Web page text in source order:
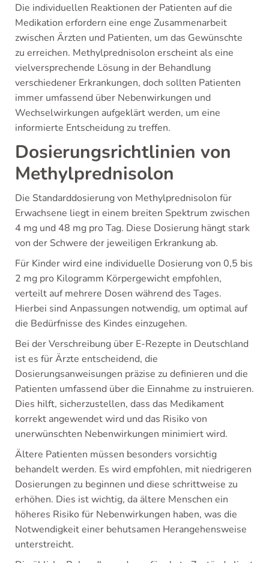
Die individuellen Reaktionen der Patienten auf die
Medikation erfordern eine enge Zusammenarbeit
zwischen Ärzten und Patienten, um das Gewünschte
zu erreichen. Methylprednisolon erscheint als eine
vielversprechende Lösung in der Behandlung
verschiedener Erkrankungen, doch sollten Patienten
immer umfassend über Nebenwirkungen und
Wechselwirkungen aufgeklärt werden, um eine
informierte Entscheidung zu treffen.
Dosierungsrichtlinien von
Methylprednisolon
Die Standarddosierung von Methylprednisolon für
Erwachsene liegt in einem breiten Spektrum zwischen
4 mg und 48 mg pro Tag. Diese Dosierung hängt stark
von der Schwere der jeweiligen Erkrankung ab.
Für Kinder wird eine individuelle Dosierung von 0,5 bis
2 mg pro Kilogramm Körpergewicht empfohlen,
verteilt auf mehrere Dosen während des Tages.
Hierbei sind Anpassungen notwendig, um optimal auf
die Bedürfnisse des Kindes einzugehen.
Bei der Verschreibung über E-Rezepte in Deutschland
ist es für Ärzte entscheidend, die
Dosierungsanweisungen präzise zu definieren und die
Patienten umfassend über die Einnahme zu instruieren.
Dies hilft, sicherzustellen, dass das Medikament
korrekt angewendet wird und das Risiko von
unerwünschten Nebenwirkungen minimiert wird.
Ältere Patienten müssen besonders vorsichtig
behandelt werden. Es wird empfohlen, mit niedrigeren
Dosierungen zu beginnen und diese schrittweise zu
erhöhen. Dies ist wichtig, da ältere Menschen ein
höheres Risiko für Nebenwirkungen haben, was die
Notwendigkeit einer behutsamen Herangehensweise
unterstreicht.